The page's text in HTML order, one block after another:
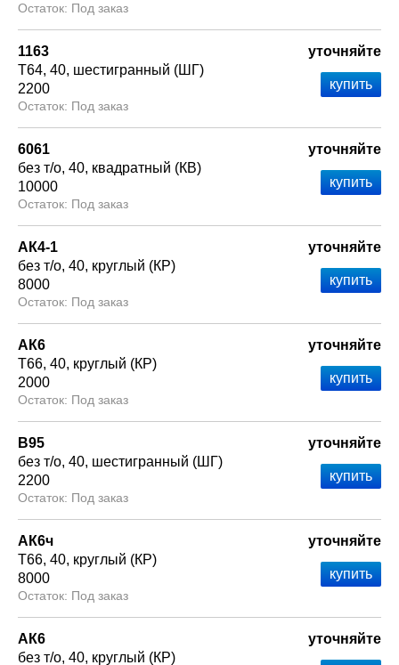
Под заказ
1163
Т64 40 шестигранный (ШГ)
2200
Под заказ
уточняйте
6061
без т/о 40 квадратный (КВ)
10000
Под заказ
уточняйте
АК4-1
без т/о 40 круглый (КР)
8000
Под заказ
уточняйте
АК6
Т66 40 круглый (КР)
2000
Под заказ
уточняйте
В95
без т/о 40 шестигранный (ШГ)
2200
Под заказ
уточняйте
АК6ч
Т66 40 круглый (КР)
8000
Под заказ
уточняйте
АК6
без т/о 40 круглый (КР)
уточняйте